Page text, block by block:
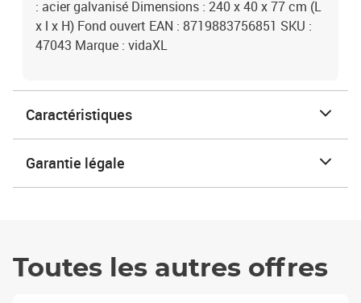
: acier galvanisé Dimensions : 240 x 40 x 77 cm (L
x l x H) Fond ouvert EAN : 8719883756851 SKU :
47043 Marque : vidaXL
Caractéristiques
Garantie légale
Toutes les autres offres